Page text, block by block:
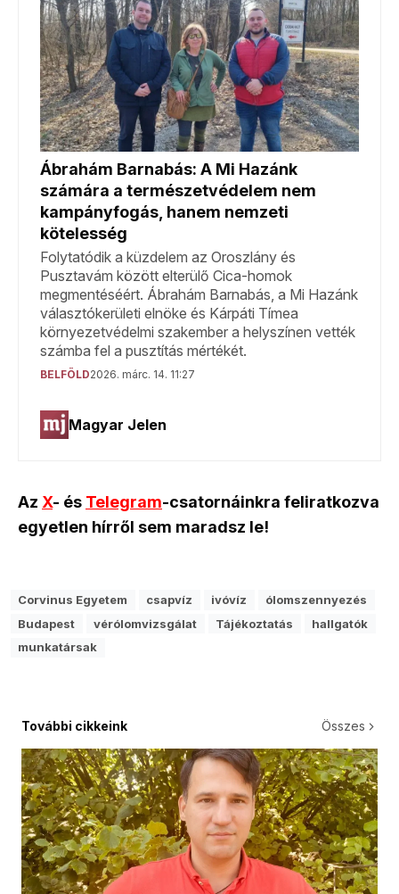
Az X- és Telegram-csatornáinkra feliratkozva
egyetlen hírről sem maradsz le!
Corvinus Egyetem csapvíz ivóvíz
ólomszennyezés
Budapest
vérólomvizsgálat Tájékoztatás
hallgatók
munkatársak
További cikkeink Összes